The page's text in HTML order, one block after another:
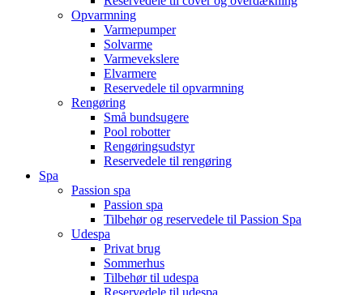
Opvarmning
Varmepumper
Solvarme
Varmevekslere
Elvarmere
Reservedele til opvarmning
Rengøring
Små bundsugere
Pool robotter
Rengøringsudstyr
Reservedele til rengøring
Spa
Passion spa
Passion spa
Tilbehør og reservedele til Passion Spa
Udespa
Privat brug
Sommerhus
Tilbehør til udespa
Reservedele til udespa